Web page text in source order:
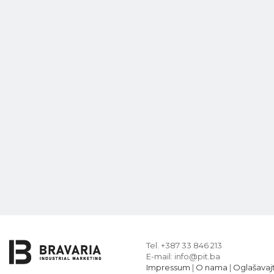
Tel. +387 33 846 213
E-mail: info@pit.ba
Impressum | O nama |